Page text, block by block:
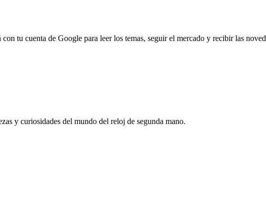
tu cuenta de Google para leer los temas, seguir el mercado y recibir las
y curiosidades del mundo del reloj de segunda mano.